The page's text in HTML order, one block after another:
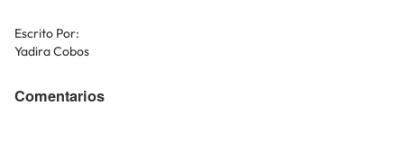
Escrito Por:
Yadira Cobos
Comentarios